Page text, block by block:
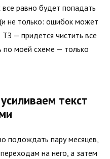
равно будет попадать
не только: ошибок может
— придется чистить все
по моей схеме — только
текст
подождать пару месяцев,
на него, а затем